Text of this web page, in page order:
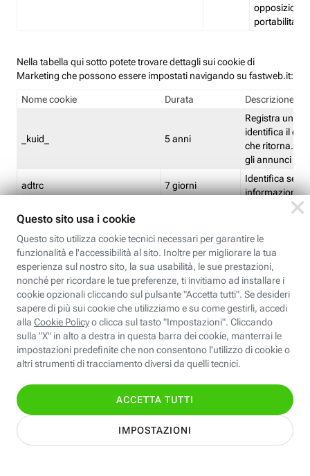
opposizione
portabilità
Nella tabella qui sotto potete trovare dettagli sui cookie di
Marketing che possono essere impostati navigando su fastweb.it:
Nome cookie Durata Descrizione
_kuid_ 5 anni
Registra un ID
identifica il
che ritorna.
gli annunci
adtrc 7 giorni
Identifica se
informazioni
CFFC<TagID>
Limite di
CM 1 giorno
Identifica se
ricontrollare
corrispondenti
(impostata da
CM14 14 giorni
Identifica se
ricontrollare
corrispondenti
(impostata da
pagine
EBFC<BannerID> 7 giorni
Identifica la
banner
Identifica la